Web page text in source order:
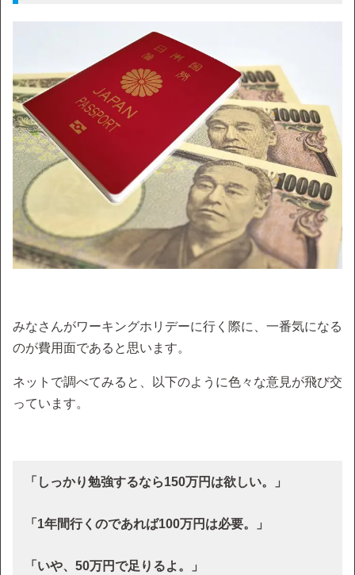
みなさんがワーキングホリデーに行く際に、一番気になる
のが費用面であると思います。
ネットで調べてみると、以下のように色々な意見が飛び交
っています。
「しっかり勉強するなら150万円は欲しい。」
「1年間行くのであれば100万円は必要。」
「いや、50万円で足りるよ。」